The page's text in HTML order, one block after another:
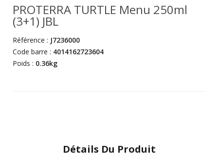
PROTERRA TURTLE Menu 250ml
(3+1) JBL
Référence : J7236000
Code barre : 4014162723604
Poids : 0.36kg
Détails Du Produit